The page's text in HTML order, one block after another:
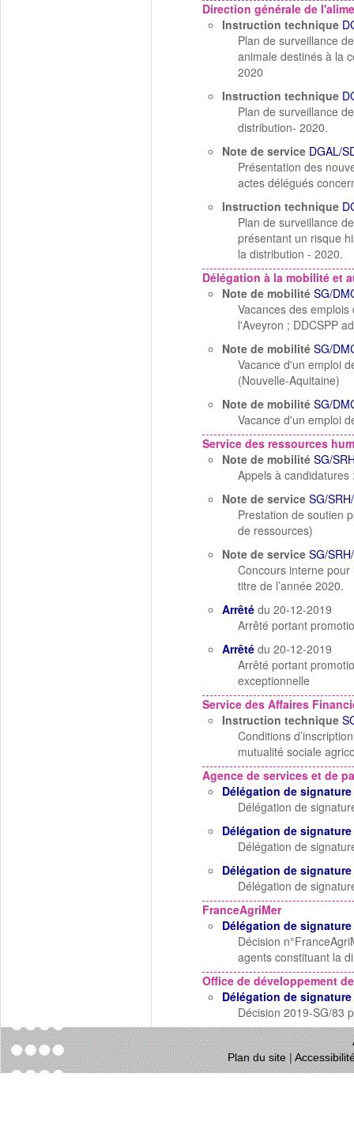
Direction générale de
Instruction technique
Plan de surveillance
animale destinés à la
2020
Instruction technique
Plan de surveillance
distribution- 2020.
Note de service DGAL/
Présentation des
actes délégués
Instruction technique
Plan de surveillance
présentant un risque
la distribution - 2020.
Délégation à la mobilité et
Note de mobilité SG/
Vacances des
l'Aveyron ; DDCSPP
Note de mobilité SG/
Vacance d'un emploi
(Nouvelle-Aquitaine)
Note de mobilité SG/
Vacance d'un emploi
Service des ressources
Note de mobilité SG/
Appels à
Note de service SG/
Prestation de soutien
de ressources)
Note de service SG/
Concours interne pour
titre de l’année 2020.
Arrêté du 20-12-2019
Arrêté portant
Arrêté du 20-12-2019
Arrêté portant
exceptionnelle
Service des Affaires
Instruction technique
Conditions
mutualité sociale
Agence de services et de
Délégation de signature
Délégation de
Délégation de signature
Délégation de
Délégation de signature
Délégation de
FranceAgriMer
Délégation de signature
Décision
agents constituant la
Office de développement
Délégation de signature
Décision 2019-SG/83
Plan du site|